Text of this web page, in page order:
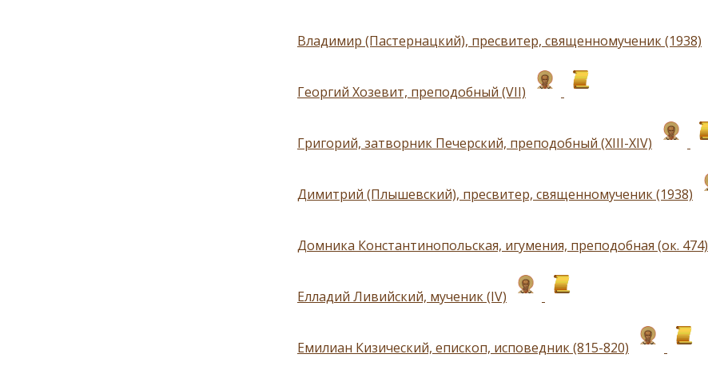
Владимир (Пастернацкий), пресвитер, священномученик (1938)
Георгий Хозевит, преподобный (VII)
Григорий, затворник Печерский, преподобный (XIII-XIV)
Димитрий (Плышевский), пресвитер, священномученик (1938)
Домника Константинопольская, игумения, преподобная (ок. 474)
Елладий Ливийский, мученик (IV)
Емилиан Кизический, епископ, исповедник (815-820)